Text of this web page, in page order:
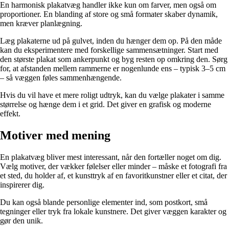
En harmonisk plakatvæg handler ikke kun om farver, men også om
proportioner. En blanding af store og små formater skaber dynamik,
men kræver planlægning.
Læg plakaterne ud på gulvet, inden du hænger dem op. På den måde
kan du eksperimentere med forskellige sammensætninger. Start med
den største plakat som ankerpunkt og byg resten op omkring den. Sørg
for, at afstanden mellem rammerne er nogenlunde ens – typisk 3–5 cm
– så væggen føles sammenhængende.
Hvis du vil have et mere roligt udtryk, kan du vælge plakater i samme
størrelse og hænge dem i et grid. Det giver en grafisk og moderne
effekt.
Motiver med mening
En plakatvæg bliver mest interessant, når den fortæller noget om dig.
Vælg motiver, der vækker følelser eller minder – måske et fotografi fra
et sted, du holder af, et kunsttryk af en favoritkunstner eller et citat, der
inspirerer dig.
Du kan også blande personlige elementer ind, som postkort, små
tegninger eller tryk fra lokale kunstnere. Det giver væggen karakter og
gør den unik.